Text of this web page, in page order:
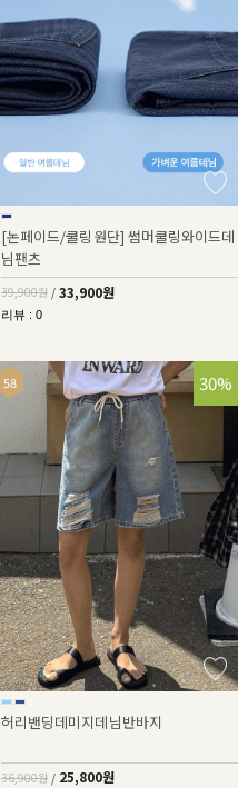
[논페이드/쿨링원단] 썸머쿨링와이드데
님팬츠
39,900원 / 33,900원
리뷰 : 0
30%
허리밴딩데미지데님반바지
36,900원 / 25,800원